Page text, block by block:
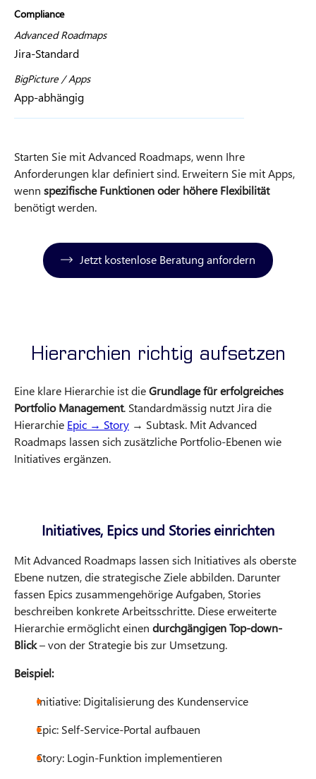
Compliance
Advanced Roadmaps
Jira-Standard
BigPicture / Apps
App-abhängig
Starten Sie mit Advanced Roadmaps, wenn Ihre
Anforderungen klar definiert sind. Erweitern Sie mit Apps,
wenn spezifische Funktionen oder höhere Flexibilität
benötigt werden.
Jetzt kostenlose Beratung anfordern
Hierarchien richtig aufsetzen
Eine klare Hierarchie ist dieGrundlage für erfolgreiches
Portfolio Management. Standardmässig nutzt Jira die
Hierarchie Epic → Story → Subtask. Mit Advanced
Roadmaps lassen sich zusätzliche Portfolio-Ebenen wie
Initiatives ergänzen.
Initiatives, Epics und Stories einrichten
Mit Advanced Roadmaps lassen sich Initiatives als oberste
Ebene nutzen, die strategische Ziele abbilden. Darunter
fassen Epics zusammengehörige Aufgaben, Stories
beschreiben konkrete Arbeitsschritte. Diese erweiterte
Hierarchie ermöglicht einen durchgängigen Top-down-
Blick– von der Strategie bis zur Umsetzung.
Beispiel:
Initiative: Digitalisierung des Kundenservice
Epic: Self-Service-Portal aufbauen
Story: Login-Funktion implementieren